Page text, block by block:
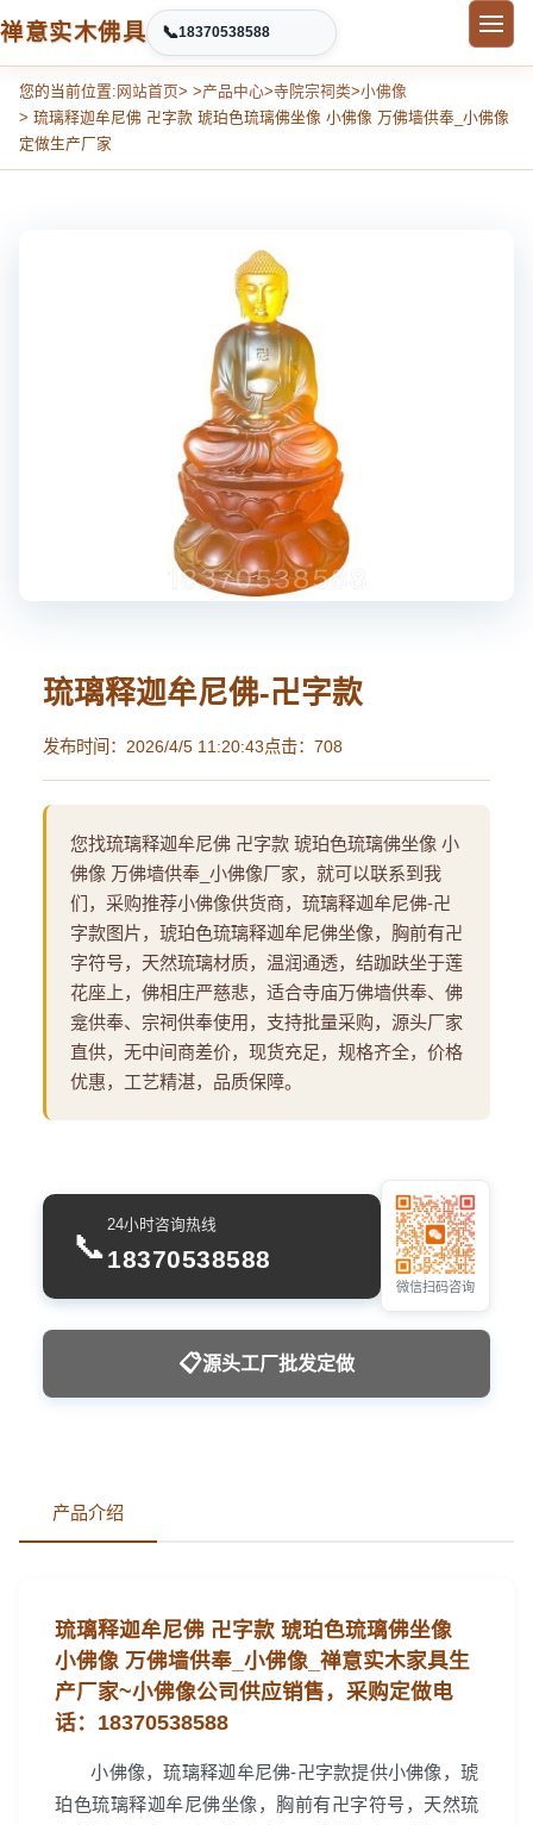
禅意实木佛具 📞18370538588
您的当前位置: 网站首页> >产品中心>寺院宗祠类>小佛像
> 琉璃释迦牟尼佛 卍字款 琥珀色琉璃佛坐像 小佛像 万佛墙供奉_小佛像
定做生产厂家
琉璃释迦牟尼佛-卍字款
发布时间：2026/4/5 11:20:43点击：708
您找琉璃释迦牟尼佛 卍字款 琥珀色琉璃佛坐像 小
佛像 万佛墙供奉_小佛像厂家，就可以联系到我
们，采购推荐小佛像供货商，琉璃释迦牟尼佛-卍
字款图片，琥珀色琉璃释迦牟尼佛坐像，胸前有卍
字符号，天然琉璃材质，温润通透，结跏趺坐于莲
花座上，佛相庄严慈悲，适合寺庙万佛墙供奉、佛
龛供奉、宗祠供奉使用，支持批量采购，源头厂家
直供，无中间商差价，现货充足，规格齐全，价格
优惠，工艺精湛，品质保障。
📞
24小时咨询热线
18370538588
微信扫码咨询
📋源头工厂批发定做
产品介绍
琉璃释迦牟尼佛 卍字款 琥珀色琉璃佛坐像
小佛像 万佛墙供奉_小佛像_禅意实木家具生
产厂家~小佛像公司供应销售， 采购定做电
话： 18370538588
小佛像，琉璃释迦牟尼佛-卍字款提供小佛像，琥
珀色琉璃释迦牟尼佛坐像，胸前有卍字符号，天然琉